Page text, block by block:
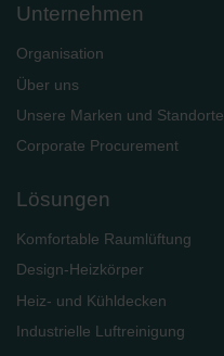
Unternehmen
Organisation
Über uns
Unsere Marken und Standorte
Corporate Procurement
Lösungen
Komfortable Raumlüftung
Design-Heizkörper
Heiz- und Kühldecken
Industrielle Luftreinigung